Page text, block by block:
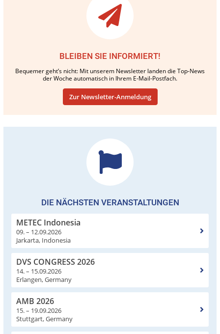
BLEIBEN SIE INFORMIERT!
Bequemer geht’s nicht: Mit unserem Newsletter landen die Top-News
der Woche automatisch in Ihrem E-Mail-Postfach.
Zur Newsletter-Anmeldung
DIE NÄCHSTEN VERANSTALTUNGEN
METEC Indonesia
09. – 12.09.2026
Jarkarta, Indonesia
DVS CONGRESS 2026
14. – 15.09.2026
Erlangen, Germany
AMB 2026
15. – 19.09.2026
Stuttgart, Germany